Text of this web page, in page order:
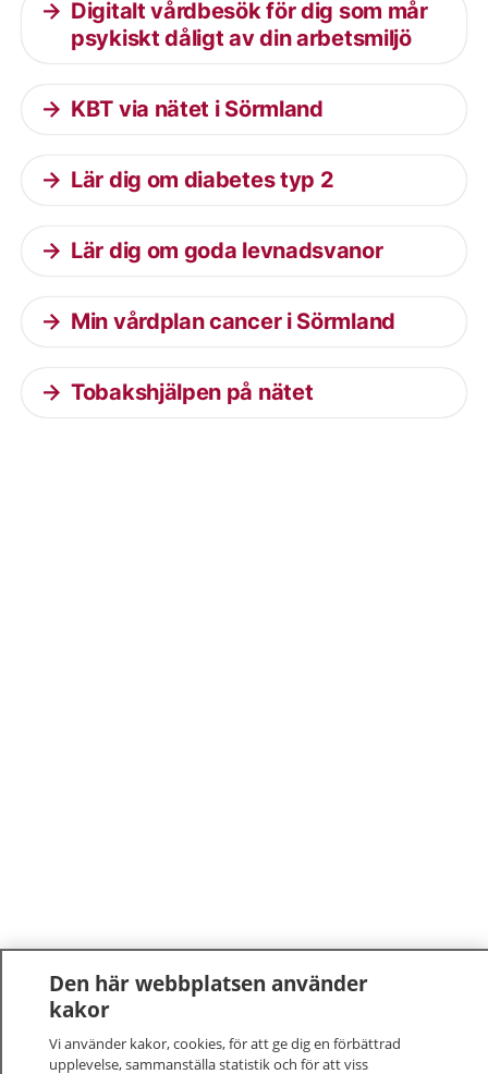
Digitalt vårdbesök för dig som mår
psykiskt dåligt av din arbetsmiljö
KBT via nätet i Sörmland
Lär dig om diabetes typ 2
Lär dig om goda levnadsvanor
Min vårdplan cancer i Sörmland
Tobakshjälpen på nätet
Den här webbplatsen använder
kakor
Vi använder kakor, cookies, för att ge dig en förbättrad
upplevelse, sammanställa statistik och för att viss